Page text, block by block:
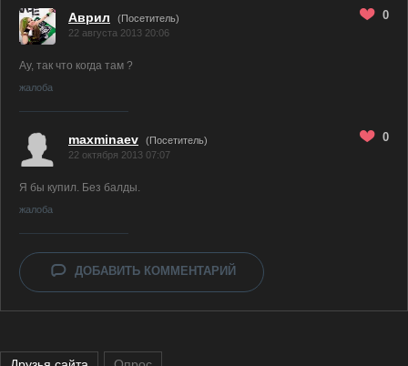
Аврил
(Посетитель)
22 августа 2013 20:06
0
Ау, так что когда там ?
жалоба
maxminaev
(Посетитель)
22 октября 2013 07:07
0
Я бы купил. Без балды.
жалоба
ДОБАВИТЬ КОММЕНТАРИЙ